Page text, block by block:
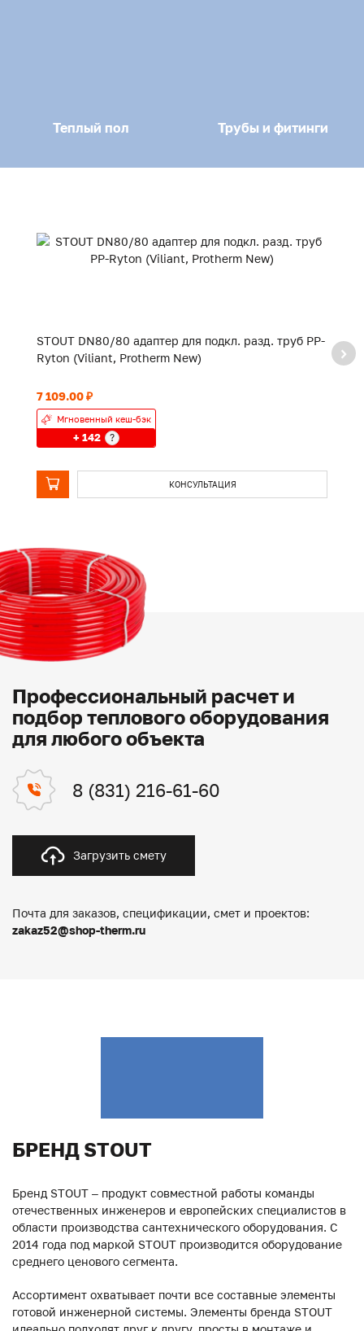
Теплый пол Трубы и фитинги
STOUT DN80/80 адаптер для подкл. разд. труб PP-
Ryton (Viliant, Protherm New)
7 109.00 ₽
Мгновенный кеш-бэк
+ 142 ?
КОНСУЛЬТАЦИЯ
Профессиональный расчет и
подбор теплового оборудования
для любого объекта
8 (831) 216-61-60
Загрузить смету
Почта для заказов, спецификации, смет и проектов:
zakaz52@shop-therm.ru
БРЕНД STOUT
Бренд STOUT – продукт совместной работы команды
отечественных инженеров и европейских специалистов в
области производства сантехнического оборудования. С
2014 года под маркой STOUT производится оборудование
среднего ценового сегмента.
Ассортимент охватывает почти все составные элементы
готовой инженерной системы. Элементы бренда STOUT